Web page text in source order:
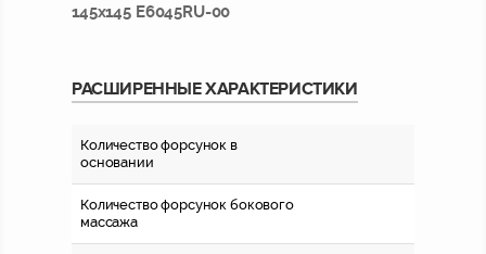
145x145 E6045RU-00
РАСШИРЕННЫЕ ХАРАКТЕРИСТИКИ
Количество форсунок в
основании
Количество форсунок бокового
массажа